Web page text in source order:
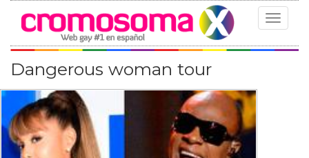
Toggle
Dangerous woman tour